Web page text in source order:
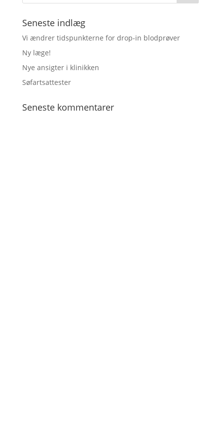
Seneste indlæg
Vi ændrer tidspunkterne for drop-in blodprøver
Ny læge!
Nye ansigter i klinikken
Søfartsattester
Seneste kommentarer